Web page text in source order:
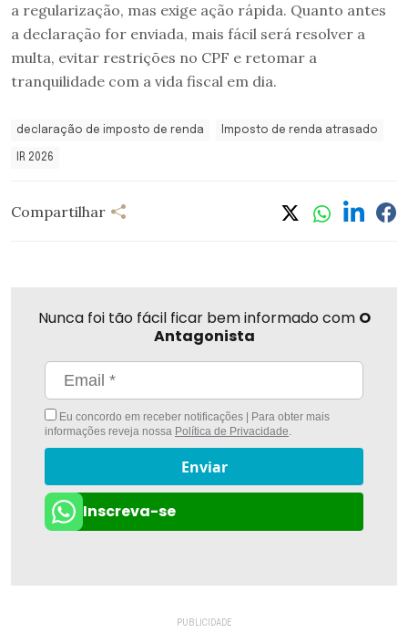
a regularização, mas exige ação rápida. Quanto antes
a declaração for enviada, mais fácil será resolver a
multa, evitar restrições no CPF e retomar a
tranquilidade com a vida fiscal em dia.
declaração de imposto de renda Imposto de renda atrasado
IR 2026
Compartilhar
Nunca foi tão fácil ficar bem informado com O
Antagonista
Eu concordo em receber notificações | Para obter mais
informações reveja nossa Política de Privacidade.
Enviar
Inscreva-se